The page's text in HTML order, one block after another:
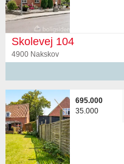
Skolevej 104
4900 Nakskov
695.000
35.000